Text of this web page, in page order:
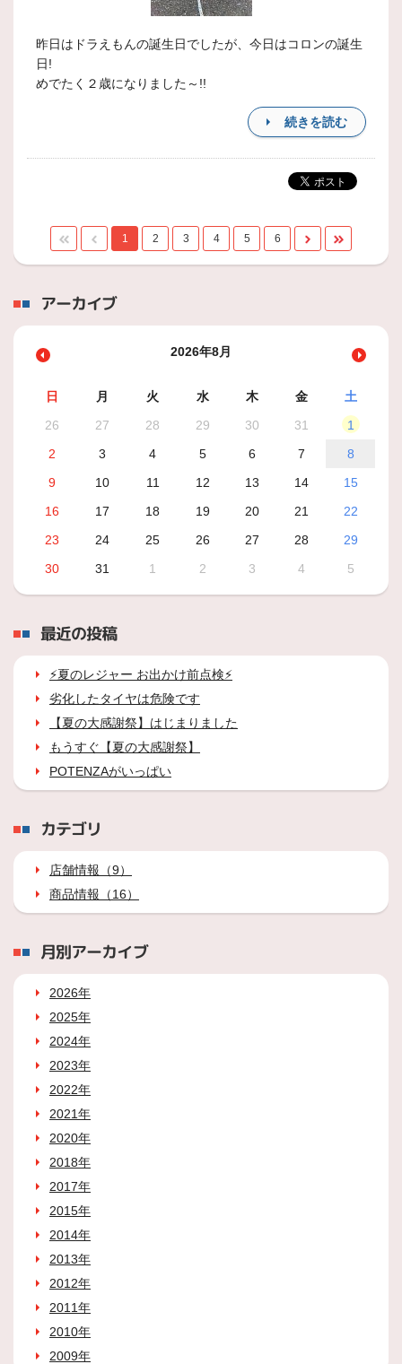
昨日はドラえもんの誕生日でしたが、今日はコロンの誕生
日!
めでたく２歳になりました～!!
続きを読む
1 2 3 4 5 6
アーカイブ
2026年8月
日 月 火 水 木 金
土
26
27 28 29 30 31
1
2
3 4 5 6 7
8
9
10 11 12 13 14
15
16
17 18 19 20 21
22
23
24 25 26 27 28
29
30
31 1 2 3 4 5
最近の投稿
⚡夏のレジャー お出かけ前点検⚡
劣化したタイヤは危険です
【夏の大感謝祭】はじまりました
もうすぐ【夏の大感謝祭】
POTENZAがいっぱい
カテゴリ
店舗情報（9）
商品情報（16）
月別アーカイブ
2026年
2025年
2024年
2023年
2022年
2021年
2020年
2018年
2017年
2015年
2014年
2013年
2012年
2011年
2010年
2009年